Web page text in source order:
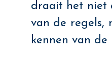
draait het niet
van de regels,
kennen van de